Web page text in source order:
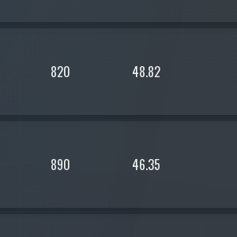
820 48.82
890 46.35